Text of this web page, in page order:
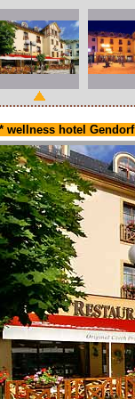
wellness hotel Gendorf